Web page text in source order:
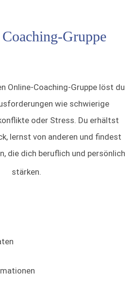
Gruppe
Online-Coaching-Gruppe löst du
wie schwierige
oder Stress. Du erhältst
lernst von anderen und findest
die dich beruflich und persönlich
stärken.